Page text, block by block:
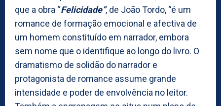
que a obra “Felicidade”, de João Tordo, “é um
romance de formação emocional e afectiva de
um homem constituído em narrador, embora
sem nome que o identifique ao longo do livro. O
dramatismo de solidão do narrador e
protagonista de romance assume grande
intensidade e poder de envolvência no leitor.